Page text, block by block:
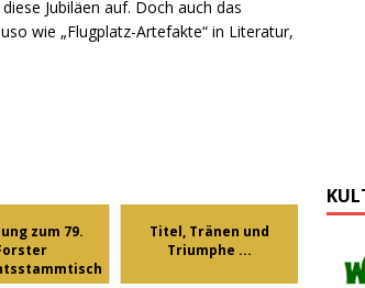
Jubiläen auf. Doch auch das
wie „Flugplatz-Artefakte“ in Literatur,
zum 79.
Titel, Tränen und
Triumphe ...